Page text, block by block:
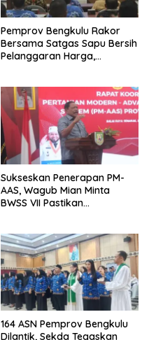
Pemprov Bengkulu Rakor
Bersama Satgas Sapu Bersih
Pelanggaran Harga,
Masih Jadi Sorotan
Sukseskan Penerapan PM-
AAS, Wagub Mian Minta
BWSS VII Pastikan
164 ASN Pemprov Bengkulu
Dilantik, Sekda Tegaskan